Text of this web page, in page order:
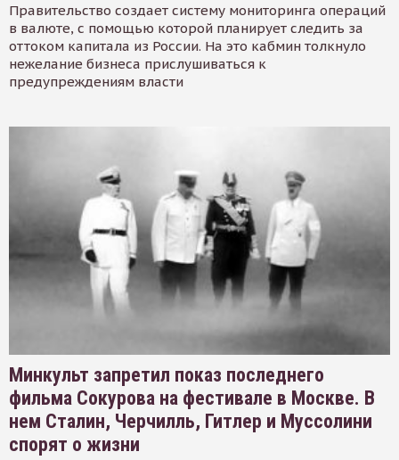
Правительство создает систему мониторинга операций
в валюте, с помощью которой планирует следить за
оттоком капитала из России. На это кабмин толкнуло
нежелание бизнеса прислушиваться к
предупреждениям власти
Минкульт запретил показ последнего
фильма Сокурова на фестивале в Москве. В
нем Сталин, Черчилль, Гитлер и Муссолини
спорят о жизни